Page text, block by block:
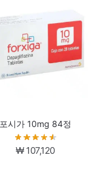
포시가 10mg 84정
₩107,120